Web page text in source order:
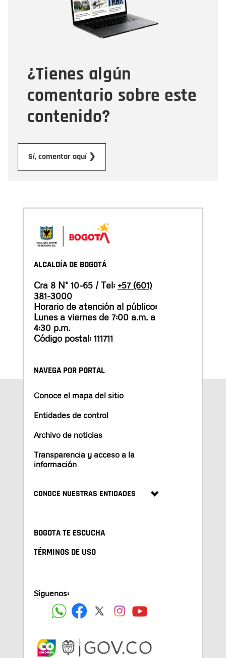
¿Tienes algún
comentario sobre este
contenido?
Sí, comentar aquí ❯
Tipo de comentario
Mensaje
ALCALDÍA DE BOGOTÁ
Cra 8 N° 10-65 / Tel: +57 (601)
381-3000
Horario de atención al público:
Lunes a viernes de 7:00 a.m. a
4:30 p.m.
Código postal: 111711
NAVEGA POR PORTAL
Conoce el mapa del sitio
Entidades de control
Archivo de noticias
Transparencia y acceso a la
información
CONOCE NUESTRAS ENTIDADES
BOGOTA TE ESCUCHA
TÉRMINOS DE USO
Síguenos: